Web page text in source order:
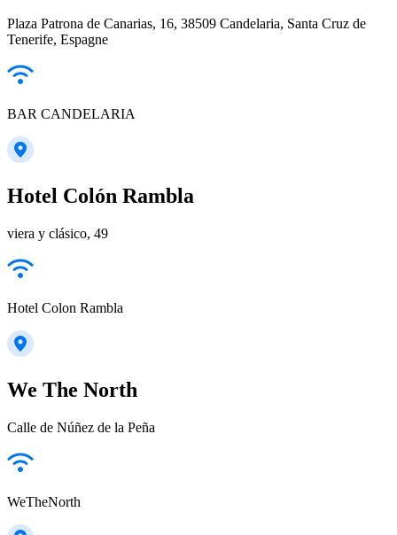
Plaza Patrona de Canarias, 16, 38509 Candelaria, Santa Cruz de
Tenerife, Espagne
BAR CANDELARIA
Hotel Colón Rambla
viera y clásico, 49
Hotel Colon Rambla
We The North
Calle de Núñez de la Peña
WeTheNorth